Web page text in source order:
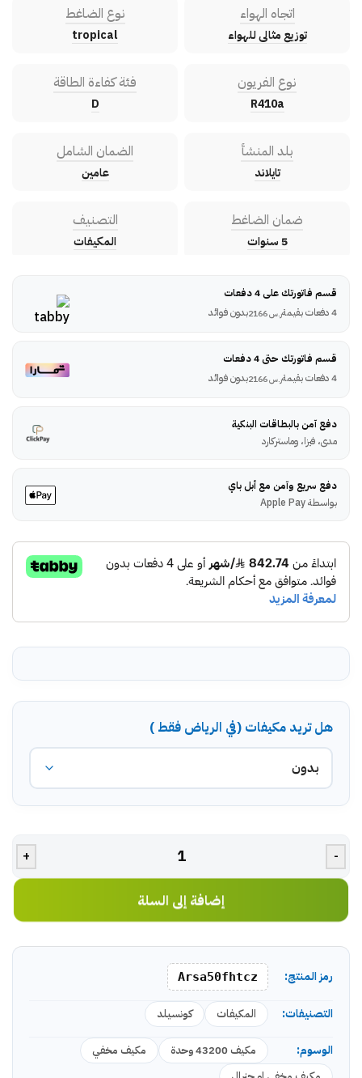
اتجاه الهواء
توزيع مثالى للهواء
نوع الضاغط
tropical
نوع الفريون
R410a
فئة كفاءة الطاقة
D
بلد المنشأ
تايلاند
الضمان الشامل
عامين
ضمان الضاغط
5 سنوات
التصنيف
المكيفات
قسم فاتورتك على 4 دفعات
4 دفعات بقيمة
ر.س بدون فوائد
قسم فاتورتك حتى 4 دفعات
4 دفعات بقيمة
ر.س بدون فوائد
دفع آمن بالبطاقات البنكية
مدى، فيزا، وماستركارد
دفع سريع وآمن مع أبل باي
بواسطة Apple Pay
هل تريد مكيفات (في الرياض فقط )
-
+
إضافة إلى السلة
رمز المنتج: Arsa50fhtcz
التصنيفات: المكيفات كونسيلد
الوسوم: مكيف 43200 وحدة
مكيف مخفي